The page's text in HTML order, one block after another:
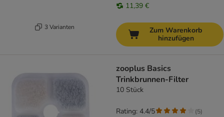
3 Varianten
11,39 €
Zum Warenkorb
hinzufügen
zooplus Basics
Trinkbrunnen-Filter
10 Stück
Rating: 4.4/5 (5)